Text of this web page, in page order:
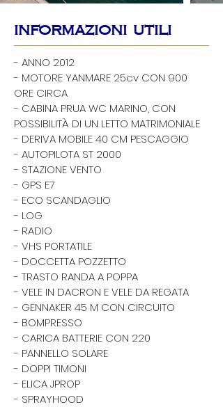
informazioni utili
- ANNO 2012
- MOTORE YANMARE 25cv CON 900
ORE CIRCA
- CABINA PRUA WC MARINO, CON
POSSIBILITÀ DI UN LETTO MATRIMONIALE
- DERIVA MOBILE 40 CM PESCAGGIO
- AUTOPILOTA ST 2000
- STAZIONE VENTO
- GPS E7
- ECO SCANDAGLIO
- LOG
- RADIO
- VHS PORTATILE
- DOCCETTA POZZETTO
- TRASTO RANDA A POPPA
- VELE IN DACRON E VELE DA REGATA
- GENNAKER 45 M CON CIRCUITO
- BOMPRESSO
- CARICA BATTERIE CON 220
- PANNELLO SOLARE
- DOPPI TIMONI
- ELICA JPROP
- SPRAYHOOD